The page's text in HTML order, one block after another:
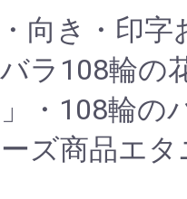
・向き・印
ラ108輪の
・108輪の
ズ商品エ